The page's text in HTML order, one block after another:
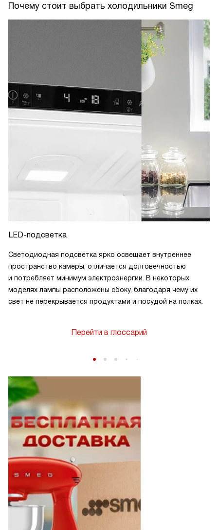
Почему стоит выбрать холодильники Smeg
LED-подсветка
Светодиодная подсветка ярко освещает внутреннее
пространство камеры, отличается долговечностью
и потребляет минимум электроэнергии. В некоторых
моделях лампы расположены сбоку, благодаря чему их
свет не перекрывается продуктами и посудой на полках.
Перейти в глоссарий